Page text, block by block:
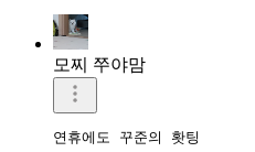
모찌 쭈야맘
연휴에도 꾸준의 홧팅